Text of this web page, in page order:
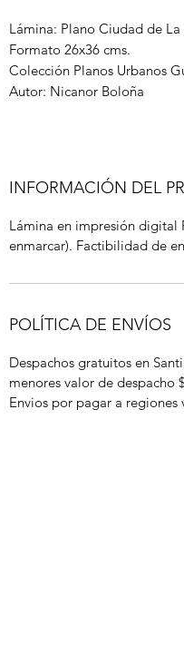
Lámina: Plano Ciudad de La
Formato 26x36 cms.
Colección Planos Urbanos
Autor: Nicanor Boloña
INFORMACIÓN DEL
Lámina en impresión digital
enmarcar). Factibilidad de
POLÍTICA DE ENVÍOS
Despachos gratuitos en
menores valor de despacho
Envios por pagar a